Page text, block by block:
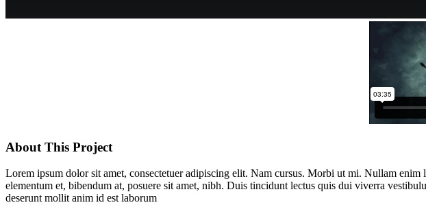
About This Project
Lorem ipsum dolor sit amet, consectetuer adipiscing elit. Nam cursus. Morbi ut mi. Nullam enim
elementum et, bibendum at, posuere sit amet, nibh. Duis tincidunt lectus quis dui viverra
deserunt mollit anim id est laborum